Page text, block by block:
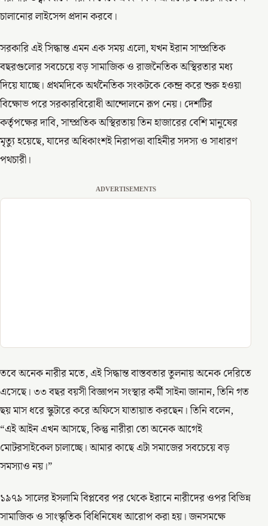
চালানোর লাইসেন্স প্রদান করবে।
সরকারি এই সিদ্ধান্ত এমন এক সময় এলো, যখন ইরান সাম্প্রতিক
বছরগুলোর সবচেয়ে বড় সামাজিক ও রাজনৈতিক অস্থিরতার মধ্য
দিয়ে যাচ্ছে। প্রথমদিকে অর্থনৈতিক সংকটকে কেন্দ্র করে শুরু হওয়া
বিক্ষোভ পরে সরকারবিরোধী আন্দোলনে রূপ নেয়। দেশটির
কর্তৃপক্ষের দাবি, সাম্প্রতিক অস্থিরতায় তিন হাজারের বেশি মানুষের
মৃত্যু হয়েছে, যাদের অধিকাংশই নিরাপত্তা বাহিনীর সদস্য ও সাধারণ
পথচারী।
ADVERTISEMENTS
তবে অনেক নারীর মতে, এই সিদ্ধান্ত বাস্তবতার তুলনায় অনেক দেরিতে
এসেছে। ৩৩ বছর বয়সী বিজ্ঞাপন সংস্থার কর্মী সাইনা জানান, তিনি গত
ছয় মাস ধরে স্কুটারে করে অফিসে যাতায়াত করছেন। তিনি বলেন,
“এই আইন এখন আসছে, কিন্তু নারীরা তো অনেক আগেই
মোটরসাইকেল চালাচ্ছে। আমার কাছে এটা সমাজের সবচেয়ে বড়
সমস্যাও নয়।”
১৯৭৯ সালের ইসলামি বিপ্লবের পর থেকে ইরানে নারীদের ওপর বিভিন্ন
সামাজিক ও সাংস্কৃতিক বিধিনিষেধ আরোপ করা হয়। জনসমক্ষে